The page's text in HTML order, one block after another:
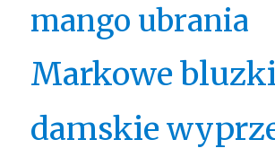
mango ubrania
Markowe bluzki
damskie